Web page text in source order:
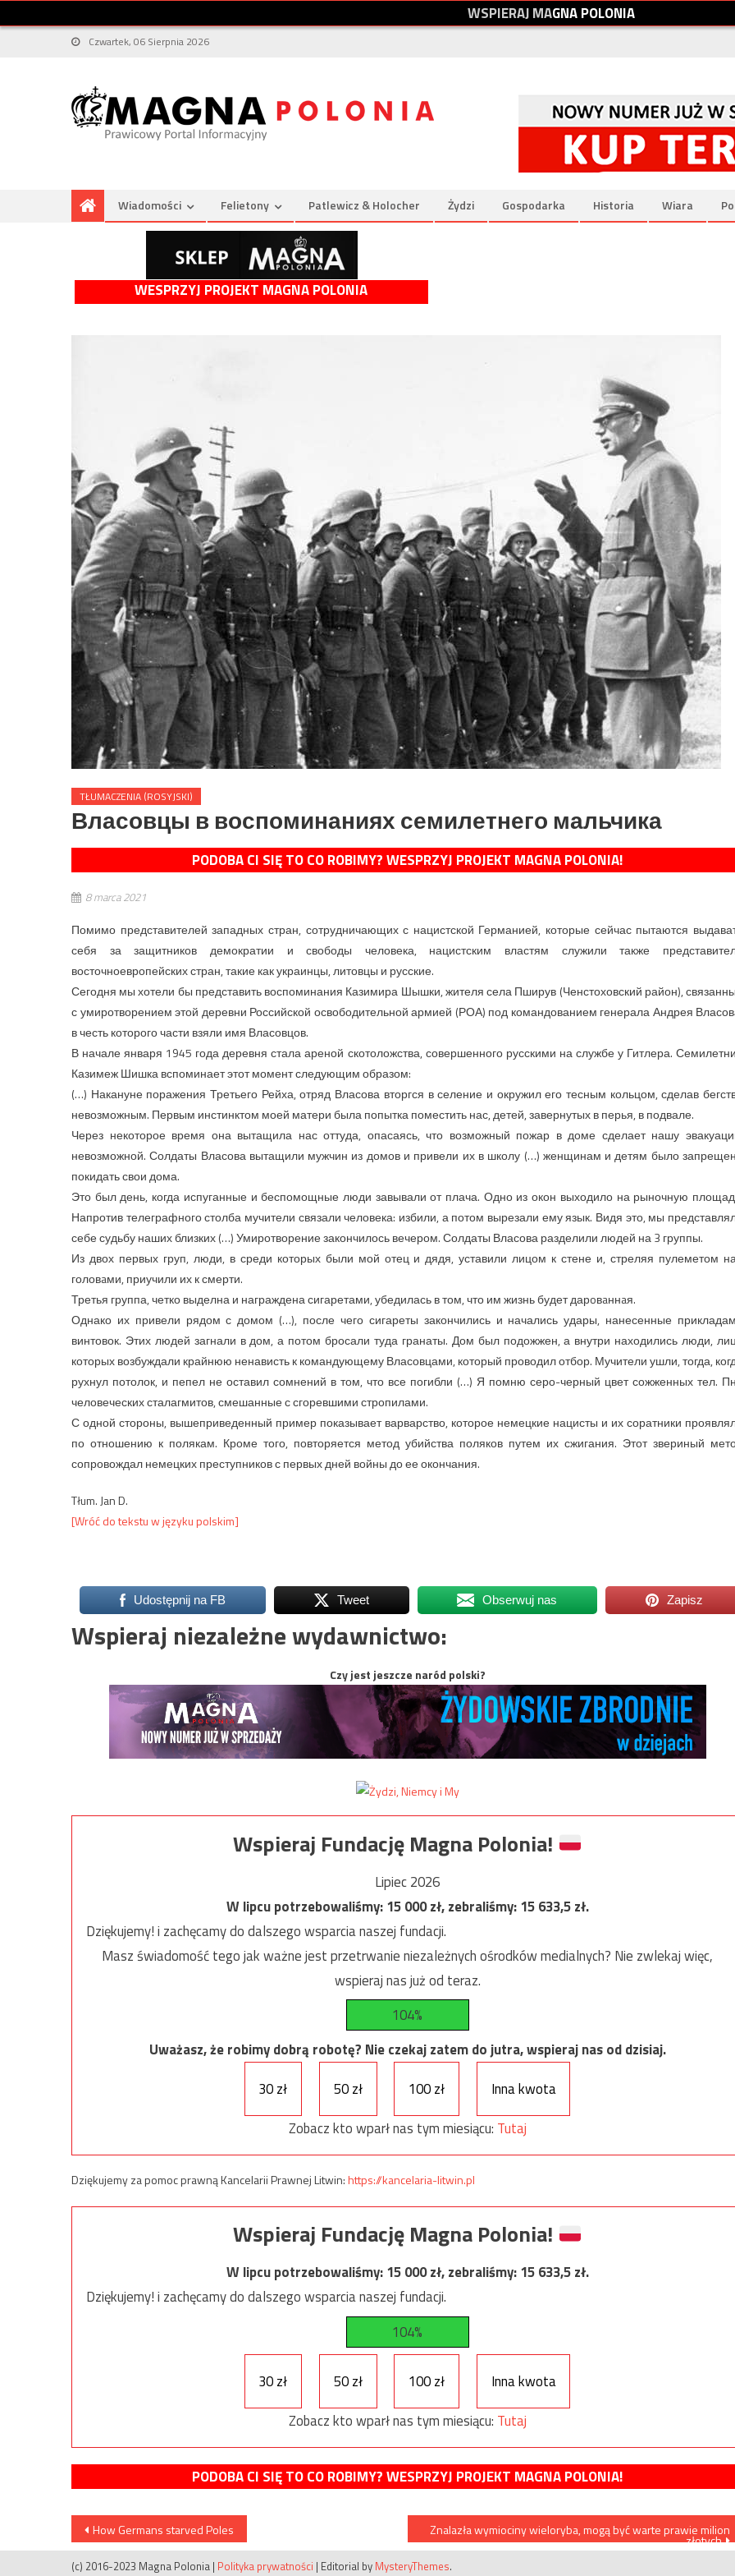
WSPIERAJMAGNAPOLONIA
Czwartek, 06 Sierpnia 2026
Wiadomości Felietony Patlewicz & Holocher Żydzi Gospodarka Historia Wiara
WESPRZYJ PROJEKT MAGNA POLONIA
TŁUMACZENIA (ROSYJSKI)
Власовцы в воспоминаниях семилетнего мальчика
PODOBA CI SIĘ TO CO ROBIMY? WESPRZYJ PROJEKT MAGNA POLONIA!
8 marca 2021
Помимо представителей западных стран, сотрудничающих с нацистской Германией, которые сейчас пытаются
себя за защитников демократии и свободы человека, нацистским властям служили также
восточноевропейских стран, такие как украинцы, литовцы и русские.
Сегодня мы хотели бы представить воспоминания Казимира Шышки, жителя села Пширув (Ченстоховский район),
с умиротворением этой деревни Российской освободительной армией (РОА) под командованием генерала Андрея
в честь которого части взяли имя Власовцов.
В начале января 1945 года деревня стала ареной скотоложства, совершенного русскими на службе у Гитлера.
Казимеж Шишка вспоминает этот момент следующим образом:
(…) Накануне поражения Третьего Рейха, отряд Власова вторгся в селение и окружил его тесным кольцом, сделав
невозможным. Первым инстинктом моей матери была попытка поместить нас, детей, завернутых в перья, в подвале.
Через некоторое время она вытащила нас оттуда, опасаясь, что возможный пожар в доме сделает нашу
невозможной. Солдаты Власова вытащили мужчин из домов и привели их в школу (…) женщинам и детям было
покидать свои дома.
Это был день, когда испуганные и беспомощные люди завывали от плача. Одно из окон выходило на рыночную
Напротив телеграфного столба мучители связали человека: избили, а потом вырезали ему язык. Видя это, мы
себе судьбу наших близких (…) Умиротворение закончилось вечером. Солдаты Власова разделили людей на 3 группы.
Из двох первых груп, люди, в среди которых были мой отец и дядя, уставили лицом к стене и, стреляя пулеметом
головaми, приучили их к смерти.
Третья группа, четко выделна и награждена сигаретами, убедилась в том, что им жизнь будет дарoвaннaя.
Однако их привели рядом с домом (…), после чего сигареты закончились и начались удары, нанесенные
винтовок. Этих людей загнали в дом, а потом бросали туда гранаты. Дом был подожжен, а внутри находились люди,
которых возбуждали крайнюю ненависть к командующему Власовцами, который проводил отбор. Мучители ушли, тогда,
рухнул потолок, и пепел не оставил сомнений в том, что все погибли (…) Я помню серо-черный цвет сожженных тел.
человеческих сталагмитов, смешанные с сгоревшими стропилами.
С одной стороны, вышеприведенный пример показывает варварство, которое немецкие нацисты и их соратники
по отношению к полякам. Кроме того, повторяется метод убийства поляков путем их сжигания. Этот звериный
сопровождал немецких преступников с первых дней войны до ее окончания.
Tłum. Jan D.
[Wróć do tekstu w języku polskim]
Udostępnij na FB Tweet Obserwuj nas Zapisz
Wspieraj niezależne wydawnictwo:
Czy jest jeszcze naród polski?
Wspieraj Fundację Magna Polonia!
Lipiec 2026
W lipcu potrzebowaliśmy:15 000zł, zebraliśmy:15 633,5zł.
Dziękujemy! i zachęcamy do dalszego wsparcia naszej fundacji.
Masz świadomość tego jak ważne jest przetrwanie niezależnych ośrodków medialnych? Nie zwlekaj więc,
wspieraj nas już od teraz.
104%
Uważasz, że robimy dobrą robotę? Nie czekaj zatem do jutra, wspieraj nas od dzisiaj.
30 zł
50 zł 100 zł
Inna kwota
Zobacz kto wparł nas tym miesiącu: Tutaj
Dziękujemy za pomoc prawną Kancelarii Prawnej Litwin:https://kancelaria-litwin.pl
Wspieraj Fundację Magna Polonia!
W lipcu potrzebowaliśmy:15 000zł, zebraliśmy:15 633,5zł.
Dziękujemy! i zachęcamy do dalszego wsparcia naszej fundacji.
104%
30 zł 50 zł 100 zł
Inna kwota
Zobacz kto wparł nas tym miesiącu: Tutaj
PODOBA CI SIĘ TO CO ROBIMY? WESPRZYJ PROJEKT MAGNA POLONIA!
Nawigacja
wpisu
How Germans starved Poles Znalazła wymiociny wieloryba, mogą być warte prawie milion
złotych
(c) 2016-2023 Magna Polonia | Polityka prywatności | Editorial by MysteryThemes.